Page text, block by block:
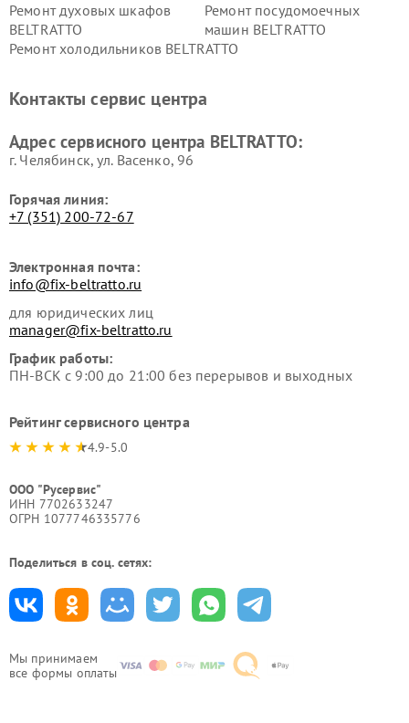
Мы принимаем
все формы оплаты
Ремонт духовых шкафов
BELTRATTO
Ремонт посудомоечных
машин BELTRATTO
Ремонт холодильников BELTRATTO
Контакты сервис центра
Адрес сервисного центра BELTRATTO:
г. Челябинск, ул. Васенко, 96
Горячая линия:
+7 (351) 200-72-67
Электронная почта:
info@fix-beltratto.ru
для юридических лиц
manager@fix-beltratto.ru
График работы:
ПН-ВСК с 9:00 до 21:00 без перерывов и выходных
Рейтинг сервисного центра
4.9-5.0
ООО "Русервис"
ИНН 7702633247
ОГРН 1077746335776
Поделиться в соц. сетях: